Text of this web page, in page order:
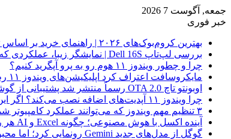
جمعه, آگوست 7 2026
خبر فوری
بهترین کروم‌بوک‌های ۲۰۲۶ | راهنمای خرید بر اساس تست واقعی
بررسی لپ‌تاپ Dell 16S | نمایشگر زیبا، عملکردی که انتظارش رو نداری
چرا و چطور ویندوز ۱۱ هوم رو به پرو آپگرید کنیم؟
مایکروسافت اعتراف کرد اپلیکیشن‌های ویندوز ۱۱ رم زیادی مصرف می‌کنند؛ راه‌حل در راه است
اوبونتو تاچ OTA 2.0 رسماً منتشر شد پشتیبانی از گوشی‌ها و تبلت‌های لینوکسی بیشتر
چرا ویندوز ۱۱ آپدیت‌های اضافه نصب می‌کند؟ اگر این تنظیم را روشن کرده‌اید، مراقب باشید!
۳ تنظیم مهم ویندوز که می‌توانند عملکرد کامپیوتر شما را متحول کنند
آینده اکسل با هوش مصنوعی؛ چگونه Excel و AI هر روز هوشمندتر و نزدیک‌تر می‌شوند؟
گوگل از مدل‌های جدید Gemini رونمایی کرد؛ اما محبوب‌ترین مدل هنوز عرضه نشده است